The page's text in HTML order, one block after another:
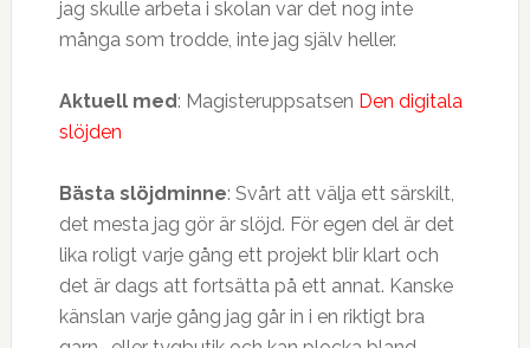
jag skulle arbeta i skolan var det nog inte
många som trodde, inte jag själv heller.
Aktuell med: Magisteruppsatsen Den digitala
slöjden
Bästa slöjdminne: Svårt att välja ett särskilt,
det mesta jag gör är slöjd. För egen del är det
lika roligt varje gång ett projekt blir klart och
det är dags att fortsätta på ett annat. Kanske
känslan varje gång jag går in i en riktigt bra